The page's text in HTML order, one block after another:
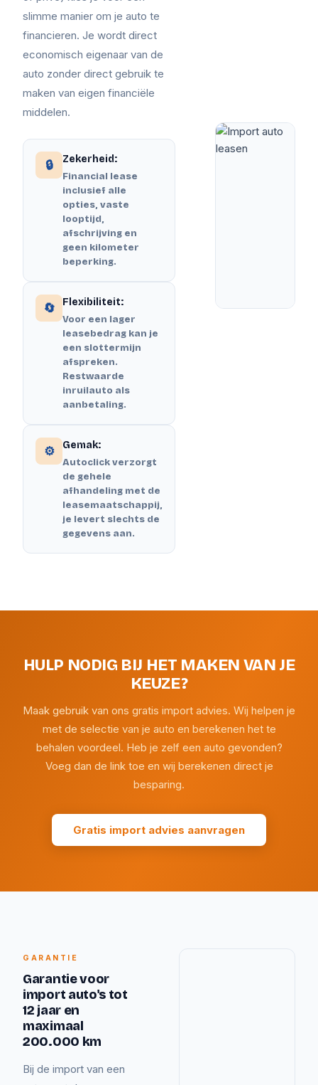
slimme manier om je auto te
financieren. Je wordt direct
economisch eigenaar van de
auto zonder direct gebruik te
maken van eigen financiële
middelen.
🔒 Zekerheid:
Financial lease
inclusief alle
opties, vaste
looptijd,
afschrijving en
geen kilometer
beperking.
🔄 Flexibiliteit:
Voor een lager
leasebedrag kan je
een slottermijn
afspreken.
Restwaarde
inruilauto als
aanbetaling.
⚙️ Gemak:
Autoclick verzorgt
de gehele
afhandeling met de
leasemaatschappij,
je levert slechts de
gegevens aan.
HULP NODIG BIJ HET MAKEN VAN JE
KEUZE?
Maak gebruik van ons gratis import advies. Wij helpen je
met de selectie van je auto en berekenen het te
behalen voordeel. Heb je zelf een auto gevonden?
Voeg dan de link toe en wij berekenen direct je
besparing.
Gratis import advies aanvragen
GARANTIE
Garantie voor
import auto's tot
12 jaar en
maximaal
200.000 km
Bij de import van een